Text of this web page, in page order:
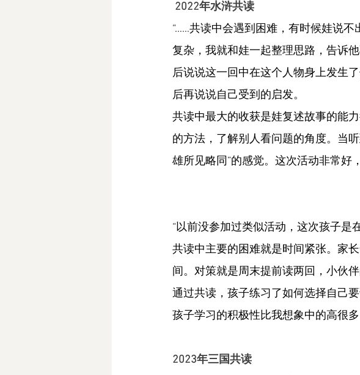
2022年水浒共读
“……共读中会遇到困难，有时候娃说
复杂，我就和娃一起整理思路，告诉
后说说这一回中在这个人物身上发生
后再说说自己受到的启发。
共读中最大的收获是娃复述故事的能
的方法，了解别人看问题的角度。当
雄所见略同”的感觉。这次活动非常好
“以前没参加过类似活动，这次孩子是
共读中主要的困难就是时间紧张。家
间。对策就是周末提前读两回，小伙
通过共读，孩子练习了如何选择自己
孩子学习的积极性比我想象中的高很
2023年三国共读